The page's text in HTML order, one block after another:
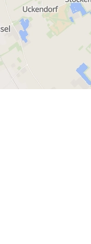
+
Leaflet
SmartMaps